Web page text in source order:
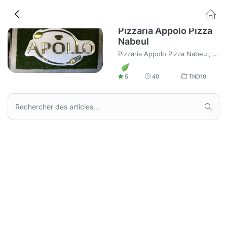
Pizzaria Appolo Pizza
Nabeul
Pizzaria Appolo Pizza Nabeul, livraison à domicile food et pizza.
5 40 TND10